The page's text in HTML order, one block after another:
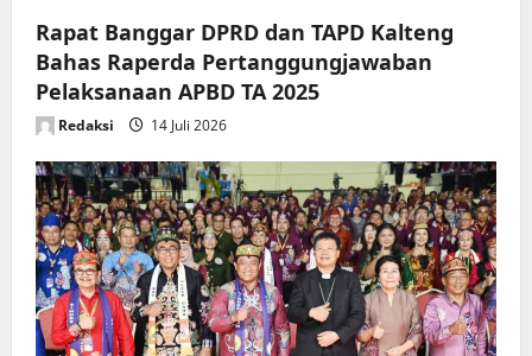
Rapat Banggar DPRD dan TAPD Kalteng
Bahas Raperda Pertanggungjawaban
Pelaksanaan APBD TA 2025
Redaksi 14 Juli 2026